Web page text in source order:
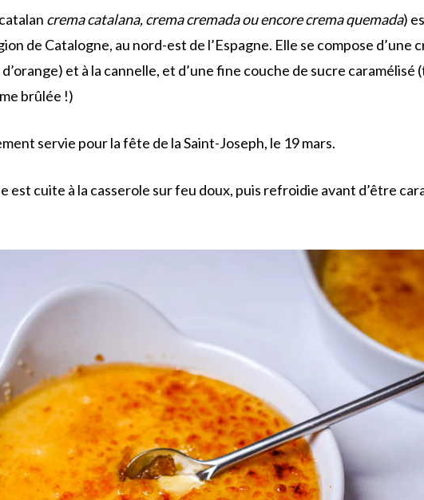
crema catalana, crema cremada ou encore crema quemada)
de Catalogne, au nord-est de l’Espagne. Elle se compose d’une
et à la cannelle, et d’une fine couche de sucre caramélisé
brûlée !)
servie pour la fête de la Saint-Joseph, le 19 mars.
est cuite à la casserole sur feu doux, puis refroidie avant d’être